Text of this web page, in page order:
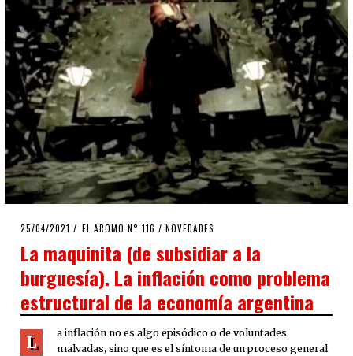
POSTED
25/04/2021 25/04/2021
EL AROMO N° 116 / NOVEDADES
La maquinita (de subsidiar a la
burguesía). La inflación como problema
estructural de la economía argentina
L
a inflación no es algo episódico o de voluntades
malvadas, sino que es el síntoma de un proceso general